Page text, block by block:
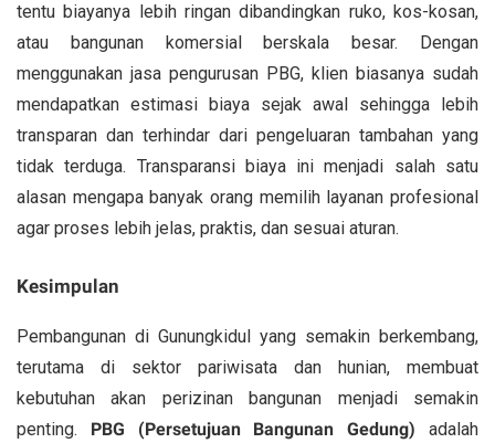
tentu biayanya lebih ringan dibandingkan ruko, kos-kosan,
atau bangunan komersial berskala besar. Dengan
menggunakan jasa pengurusan PBG, klien biasanya sudah
mendapatkan estimasi biaya sejak awal sehingga lebih
transparan dan terhindar dari pengeluaran tambahan yang
tidak terduga. Transparansi biaya ini menjadi salah satu
alasan mengapa banyak orang memilih layanan profesional
agar proses lebih jelas, praktis, dan sesuai aturan.
Kesimpulan
Pembangunan di Gunungkidul yang semakin berkembang,
terutama di sektor pariwisata dan hunian, membuat
kebutuhan akan perizinan bangunan menjadi semakin
penting. PBG (Persetujuan Bangunan Gedung) adalah